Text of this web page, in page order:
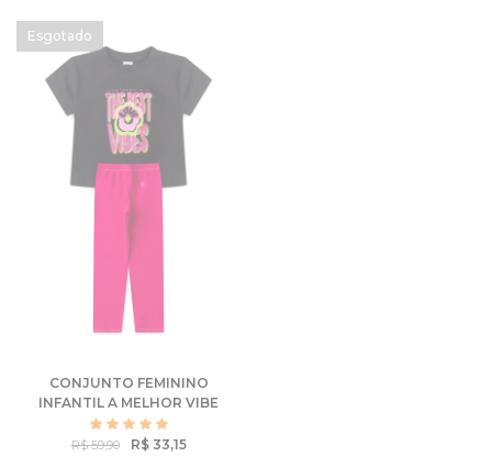
CONJUNTO FEMININO
INFANTIL A MELHOR VIBE
DA PRAIA
R$ 59,90 R$ 33,15